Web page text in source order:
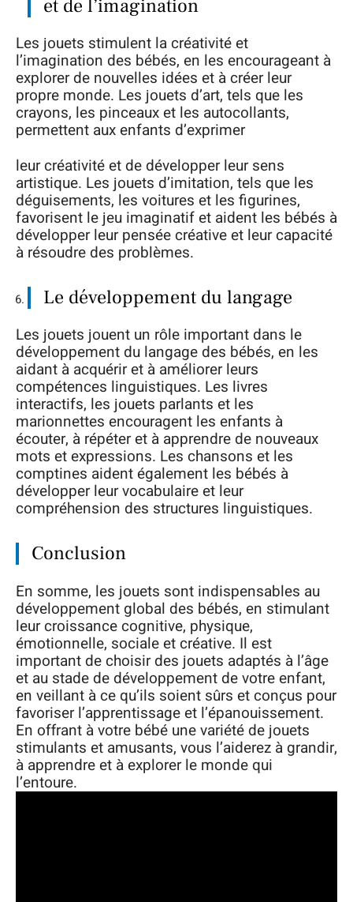
et de l’imagination
Les jouets stimulent la créativité et
l’imagination des bébés, en les encourageant à
explorer de nouvelles idées et à créer leur
propre monde. Les jouets d’art, tels que les
crayons, les pinceaux et les autocollants,
permettent aux enfants d’exprimer
leur créativité et de développer leur sens
artistique. Les jouets d’imitation, tels que les
déguisements, les voitures et les figurines,
favorisent le jeu imaginatif et aident les bébés à
développer leur pensée créative et leur capacité
à résoudre des problèmes.
Le développement du langage
Les jouets jouent un rôle important dans le
développement du langage des bébés, en les
aidant à acquérir et à améliorer leurs
compétences linguistiques. Les livres
interactifs, les jouets parlants et les
marionnettes encouragent les enfants à
écouter, à répéter et à apprendre de nouveaux
mots et expressions. Les chansons et les
comptines aident également les bébés à
développer leur vocabulaire et leur
compréhension des structures linguistiques.
Conclusion
En somme, les jouets sont indispensables au
développement global des bébés, en stimulant
leur croissance cognitive, physique,
émotionnelle, sociale et créative. Il est
important de choisir des jouets adaptés à l’âge
et au stade de développement de votre enfant,
en veillant à ce qu’ils soient sûrs et conçus pour
favoriser l’apprentissage et l’épanouissement.
En offrant à votre bébé une variété de jouets
stimulants et amusants, vous l’aiderez à grandir,
à apprendre et à explorer le monde qui
l’entoure.